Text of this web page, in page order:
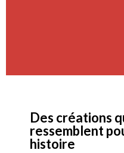
Des créations
ressemblent
histoire